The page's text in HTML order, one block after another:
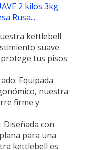
2 kilos 3kg
Rusa...
kettlebell
suave
protege tus pisos
Equipada
nuestra
firme y
Diseñada con
para una
kettlebell es